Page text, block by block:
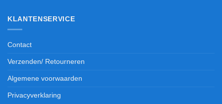
KLANTENSERVICE
Contact
Verzenden/ Retourneren
Algemene voorwaarden
Privacyverklaring